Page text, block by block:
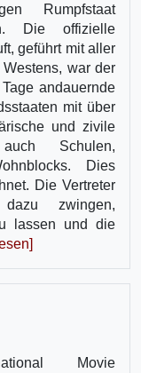
Rumpfstaat
Die offizielle
geführt mit aller
war der
andauernde
mit über
und zivile
Schulen,
Dies
Die Vertreter
zwingen,
lassen und die
Movie